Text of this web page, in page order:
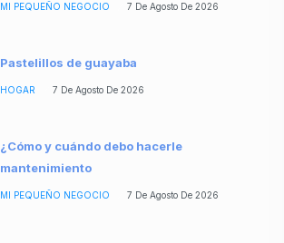
MI PEQUEÑO NEGOCIO 7 De Agosto De 2026
Pastelillos de guayaba
HOGAR 7 De Agosto De 2026
¿Cómo y cuándo debo hacerle
mantenimiento
MI PEQUEÑO NEGOCIO 7 De Agosto De 2026